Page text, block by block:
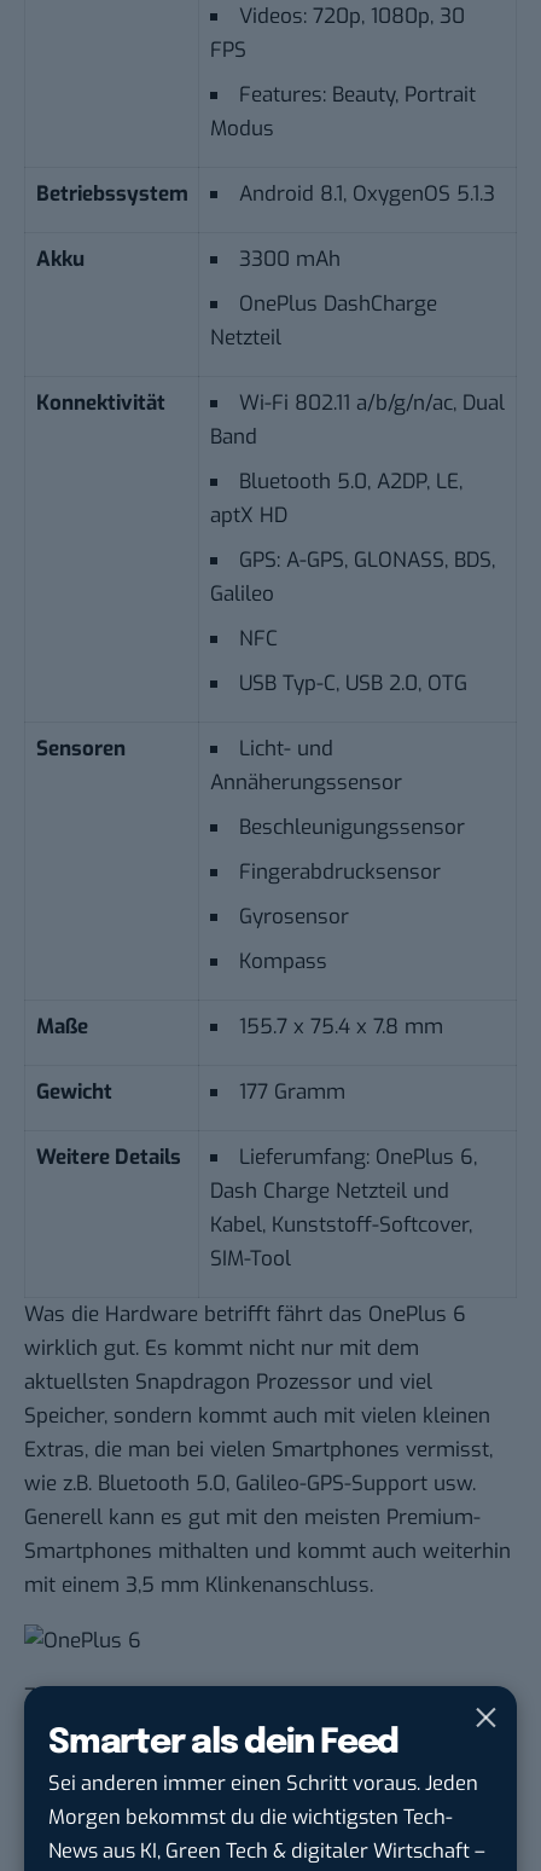
Smarter als dein Feed
Sei anderen immer einen Schritt voraus. Jeden
Morgen bekommst du die wichtigsten Tech-
News aus KI, Green Tech & digitaler Wirtschaft –
Videos: 720p, 1080p, 30
FPS
Features: Beauty, Portrait
Modus
Betriebssystem Android 8.1, OxygenOS 5.1.3
Akku
3300 mAh
OnePlus DashCharge
Netzteil
Konnektivität
Wi-Fi 802.11 a/b/g/n/ac, Dual
Band
Bluetooth 5.0, A2DP, LE,
aptX HD
GPS: A-GPS, GLONASS, BDS,
Galileo
NFC
USB Typ-C, USB 2.0, OTG
Sensoren
Licht- und
Annäherungssensor
Beschleunigungssensor
Fingerabdrucksensor
Gyrosensor
Kompass
Maße 155.7 x 75.4 x 7.8 mm
Gewicht 177 Gramm
Weitere Details
Lieferumfang: OnePlus 6,
Dash Charge Netzteil und
Kabel, Kunststoff-Softcover,
SIM-Tool
Was die Hardware betrifft fährt das OnePlus 6
wirklich gut. Es kommt nicht nur mit dem
aktuellsten Snapdragon Prozessor und viel
Speicher, sondern kommt auch mit vielen kleinen
Extras, die man bei vielen Smartphones vermisst,
wie z.B. Bluetooth 5.0, Galileo-GPS-Support usw.
Generell kann es gut mit den meisten Premium-
Smartphones mithalten und kommt auch weiterhin
mit einem 3,5 mm Klinkenanschluss.
Zum Entsperren des OnePlus 6 haben wir einen
Fingerprintsensor auf der Rückseite, sodass wir
Entsperrzeit super schnell und zuverlässig. Wer das
Gerät von vorne entsperren will, kann dies mit der
Gesichtserkennung über den Kamerasensor